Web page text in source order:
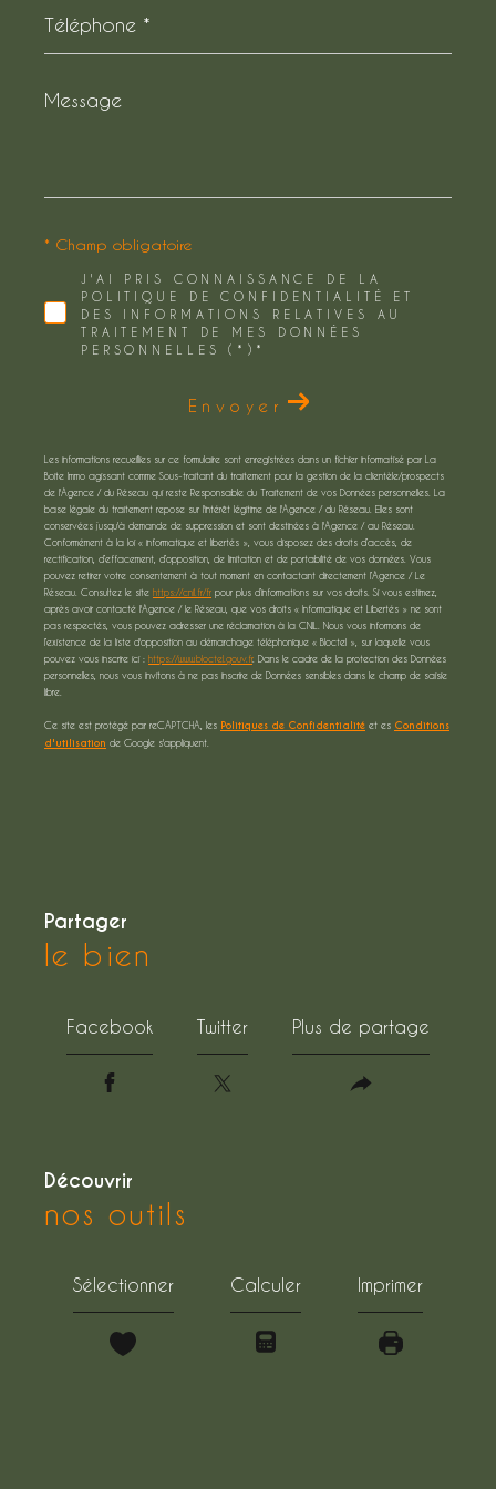
*
Message
*
J'AI PRIS CONNAISSANCE DE LA
POLITIQUE DE CONFIDENTIALITÉ ET
DES INFORMATIONS RELATIVES AU
TRAITEMENT DE MES DONNÉES
PERSONNELLES (*)*
* Champ obligatoire
Envoyer
Les informations recueillies sur ce formulaire sont enregistrées dans un fichier informatisé par La
Boite Immo agissant comme Sous-traitant du traitement pour la gestion de la clientèle/prospects
de l'Agence / du Réseau qui reste Responsable du Traitement de vos Données personnelles. La
base légale du traitement repose sur l'intérêt légitime de l'Agence / du Réseau. Elles sont
conservées jusqu'à demande de suppression et sont destinées à l'Agence / au Réseau.
Conformément à la loi « informatique et libertés », vous disposez des droits d’accès, de
rectification, d’effacement, d’opposition, de limitation et de portabilité de vos données. Vous
pouvez retirer votre consentement à tout moment en contactant directement l’Agence / Le
Réseau. Consultez le site https://cnil.fr/fr pour plus d’informations sur vos droits. Si vous estimez,
après avoir contacté l'Agence / le Réseau, que vos droits « Informatique et Libertés » ne sont
pas respectés, vous pouvez adresser une réclamation à la CNIL. Nous vous informons de
l’existence de la liste d'opposition au démarchage téléphonique « Bloctel », sur laquelle vous
pouvez vous inscrire ici : https://www.bloctel.gouv.fr. Dans le cadre de la protection des Données
personnelles, nous vous invitons à ne pas inscrire de Données sensibles dans le champ de saisie
libre.
Ce site est protégé par reCAPTCHA, les Politiques de Confidentialité et es Conditions
d'utilisation de Google s'appliquent.
partager
le bien
Facebook Twitter Plus de partage
découvrir
nos outils
Sélectionner Calculer Imprimer